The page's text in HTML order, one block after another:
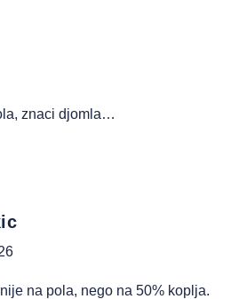
znaci djomla…
na pola, nego na 50% koplja.